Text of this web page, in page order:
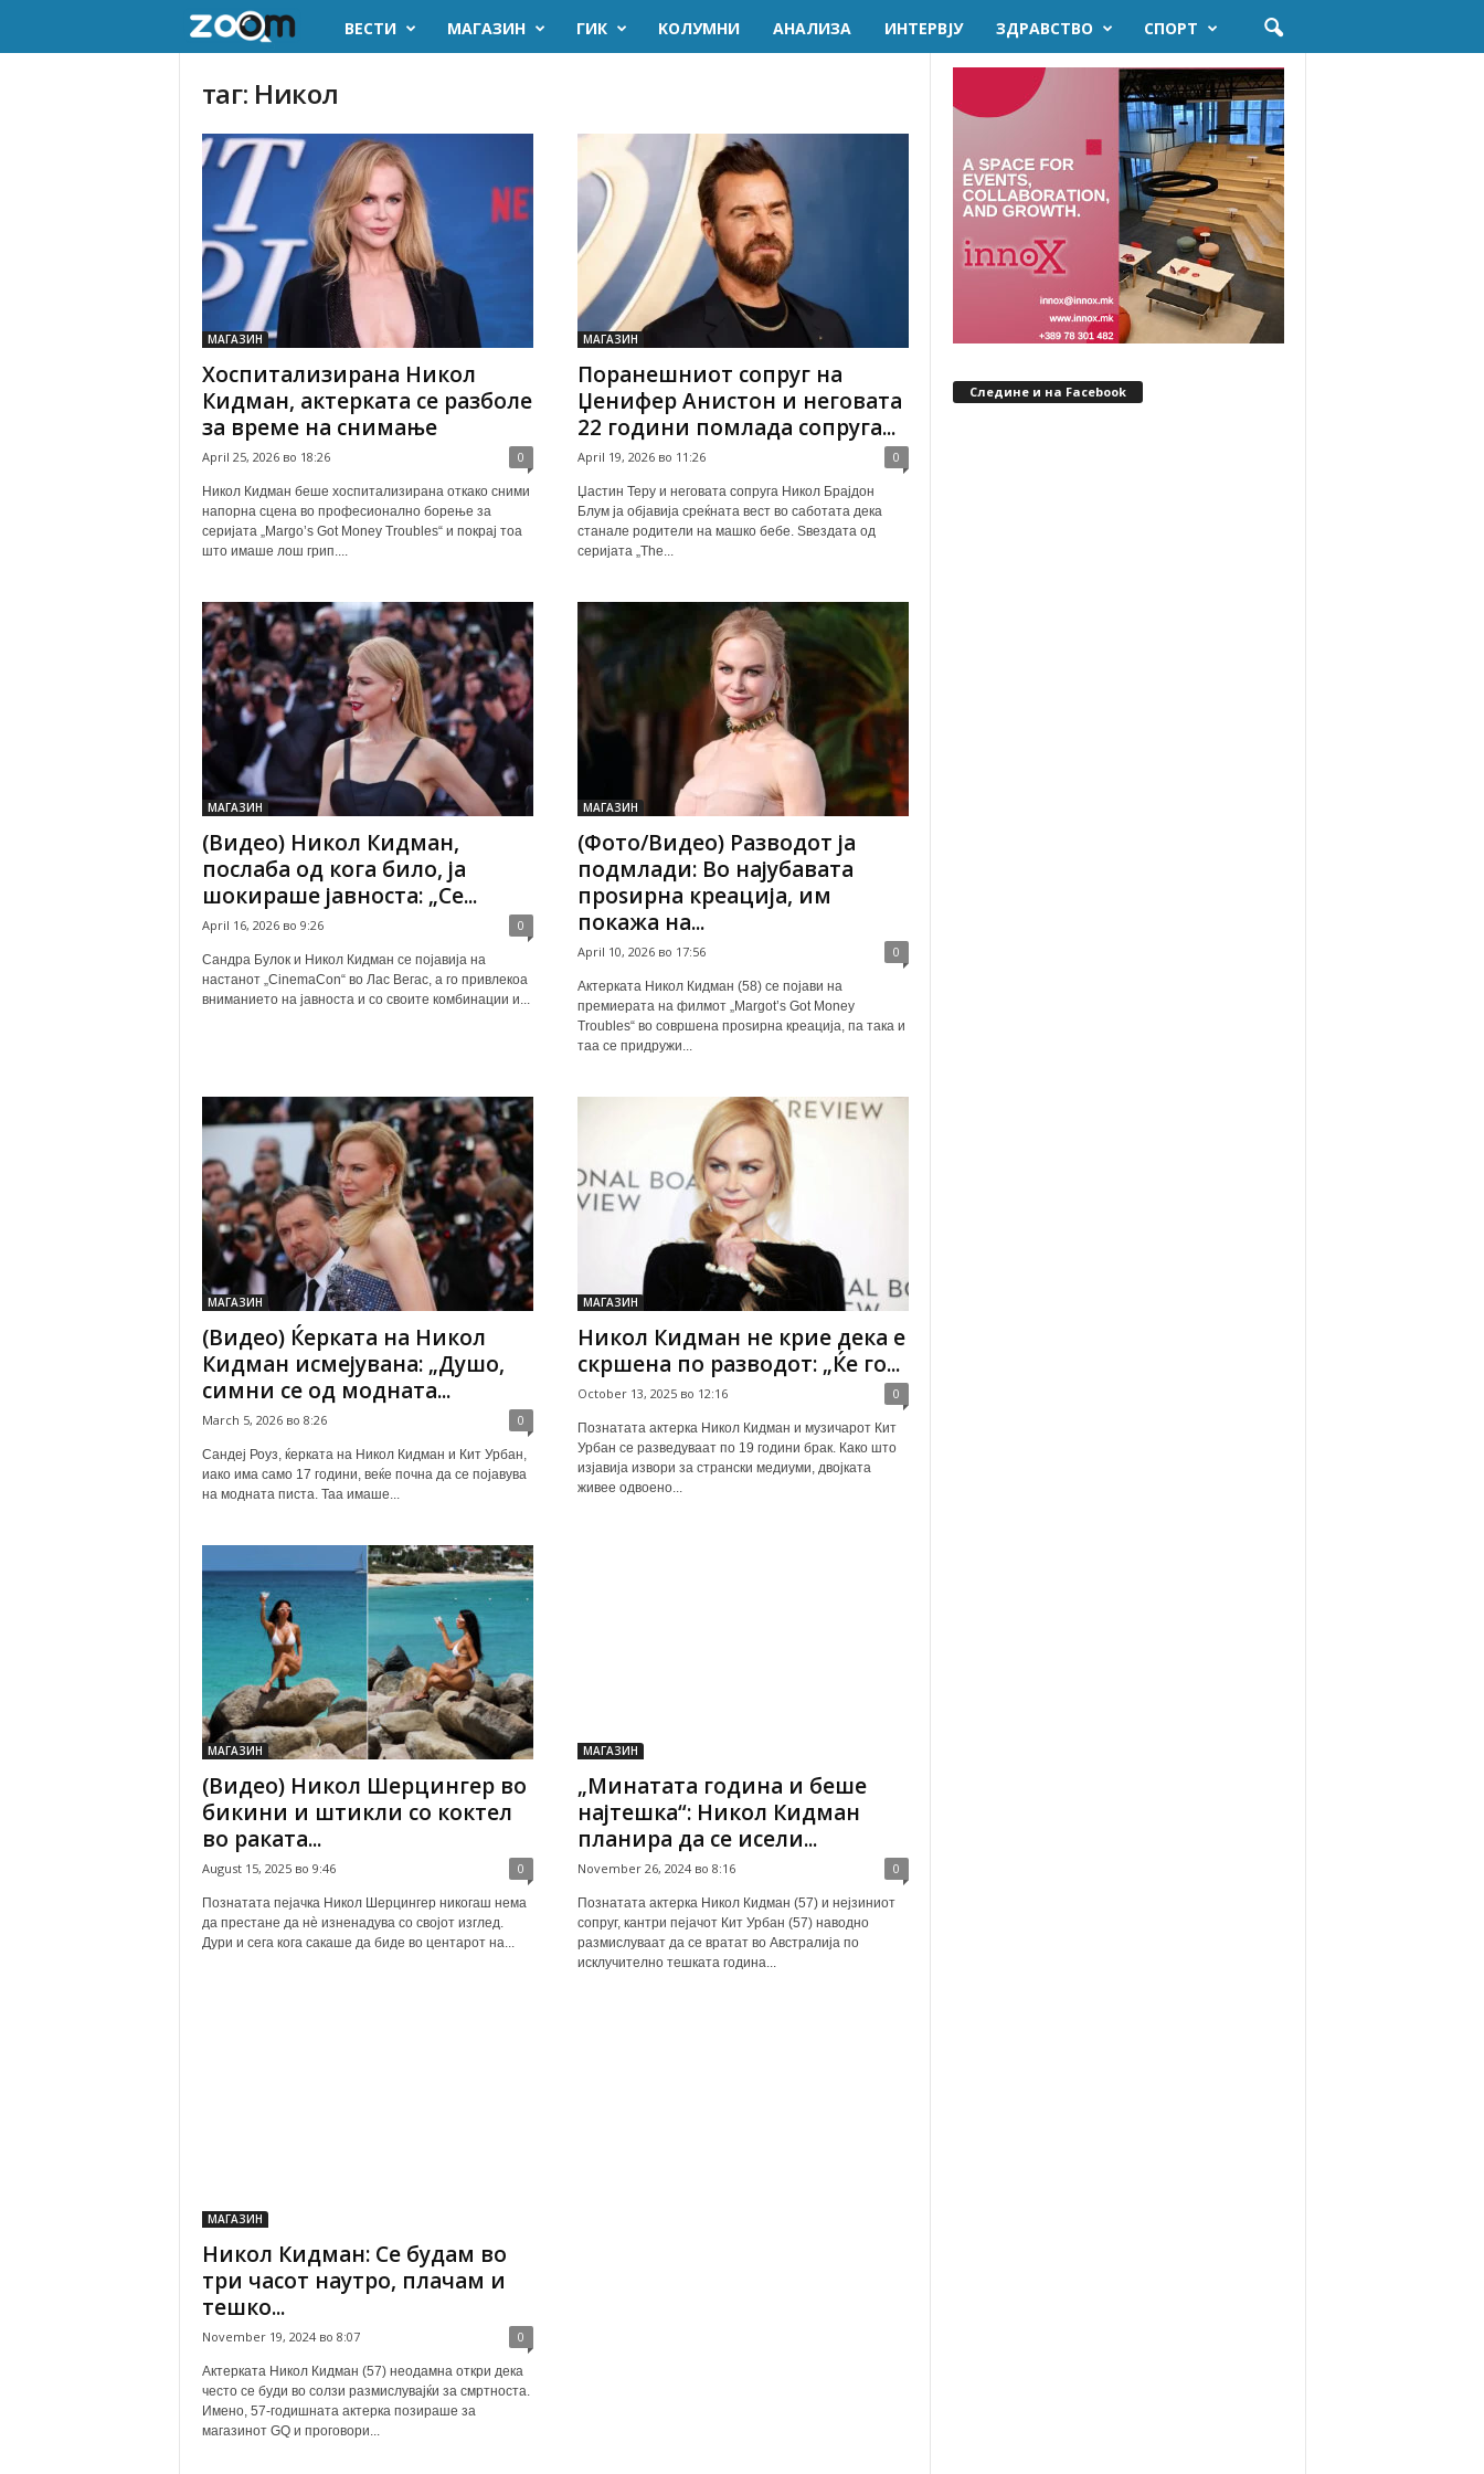
m
.
m
k
ВЕСТИ МАГАЗИН ГИК KОЛУМНИ AНАЛИЗА ИНТЕРВЈУ ЗДРАВСТВО СПОРТ
таг: Никол
МАГАЗИН
Хоспитализирана Никол
Кидман, актерката се разболе
за време на снимање
April 25, 2026 во 18:26 0
Никол Кидман беше хоспитализирана откако сними
напорна сцена во професионално борење за
серијата „Margo’s Got Money Troubles“ и покрај тоа
што имаше лош грип....
МАГАЗИН
Поранешниот сопруг на
Џенифер Анистон и неговата
22 години помлада сопруга...
April 19, 2026 во 11:26 0
Џастин Теру и неговата сопруга Никол Брајдон
Блум ја објавија среќната вест во саботата дека
станале родители на машко бебе. Ѕвездата од
серијата „The...
МАГАЗИН
(Видео) Никол Кидман,
послаба од кога било, ја
шокираше јавноста: „Се...
April 16, 2026 во 9:26 0
Сандра Булок и Никол Кидман се појавија на
настанот „CinemaCon“ во Лас Вегас, а го привлекоа
вниманието на јавноста и со своите комбинации и...
МАГАЗИН
(Фото/Видео) Разводот ја
подмлади: Во најубавата
проѕирна креација, им
покажа на...
April 10, 2026 во 17:56 0
Актерката Никол Кидман (58) се појави на
премиерата на филмот „Margot’s Got Money
Troubles“ во совршена проѕирна креација, па така и
таа се придружи...
МАГАЗИН
(Видео) Ќерката на Никол
Кидман исмејувана: „Душо,
симни се од модната...
March 5, 2026 во 8:26 0
Сандеј Роуз, ќерката на Никол Кидман и Кит Урбан,
иако има само 17 години, веќе почна да се појавува
на модната писта. Таа имаше...
МАГАЗИН
Никол Кидман не крие дека е
скршена по разводот: „Ќе го...
October 13, 2025 во 12:16 0
Познатата актерка Никол Кидман и музичарот Кит
Урбан се разведуваат по 19 години брак. Како што
изјавија извори за странски медиуми, двојката
живее одвоено...
МАГАЗИН
(Видео) Никол Шерцингер во
бикини и штикли со коктел
во раката...
August 15, 2025 во 9:46 0
Познатата пејачка Никол Шерцингер никогаш нема
да престане да нè изненадува со својот изглед.
Дури и сега кога сакаше да биде во центарот на...
МАГАЗИН
„Минатата година и беше
најтешка“: Никол Кидман
планира да се исели...
November 26, 2024 во 8:16 0
Познатата актерка Никол Кидман (57) и нејзиниот
сопруг, кантри пејачот Кит Урбан (57) наводно
размислуваат да се вратат во Австралија по
исклучително тешката година...
МАГАЗИН
Никол Кидман: Се будам во
три часот наутро, плачам и
тешко...
November 19, 2024 во 8:07 0
Актерката Никол Кидман (57) неодамна откри дека
често се буди во солзи размислувајќи за смртноста.
Имено, 57-годишната актерка позираше за
магазинот GQ и проговори...
Следине и на Facebook